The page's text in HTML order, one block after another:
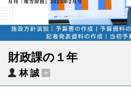
財政課の１年
林 誠